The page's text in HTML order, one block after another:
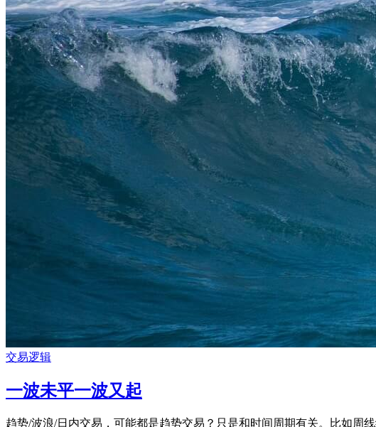
交易逻辑
一波未平一波又起
趋势/波浪/日内交易，可能都是趋势交易？只是和时间周期有关。比如周